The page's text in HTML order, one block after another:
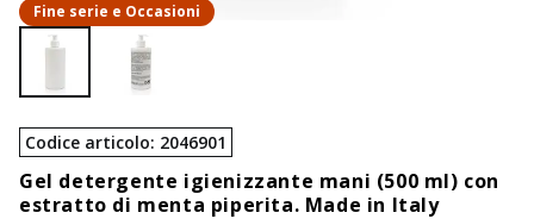
Fine serie e Occasioni
Codice articolo: 2046901
Gel detergente igienizzante mani (500 ml) con
estratto di menta piperita. Made in Italy